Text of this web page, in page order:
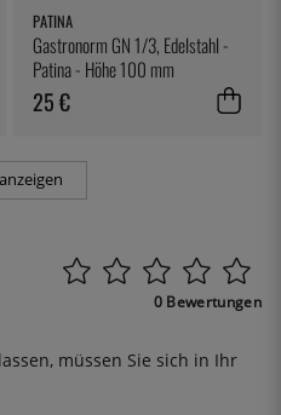
PATINA
Gastronorm GN 1/3, Edelstahl -
Patina - Höhe 100 mm
25 €
0 Bewertungen
müssen Sie sich in Ihr